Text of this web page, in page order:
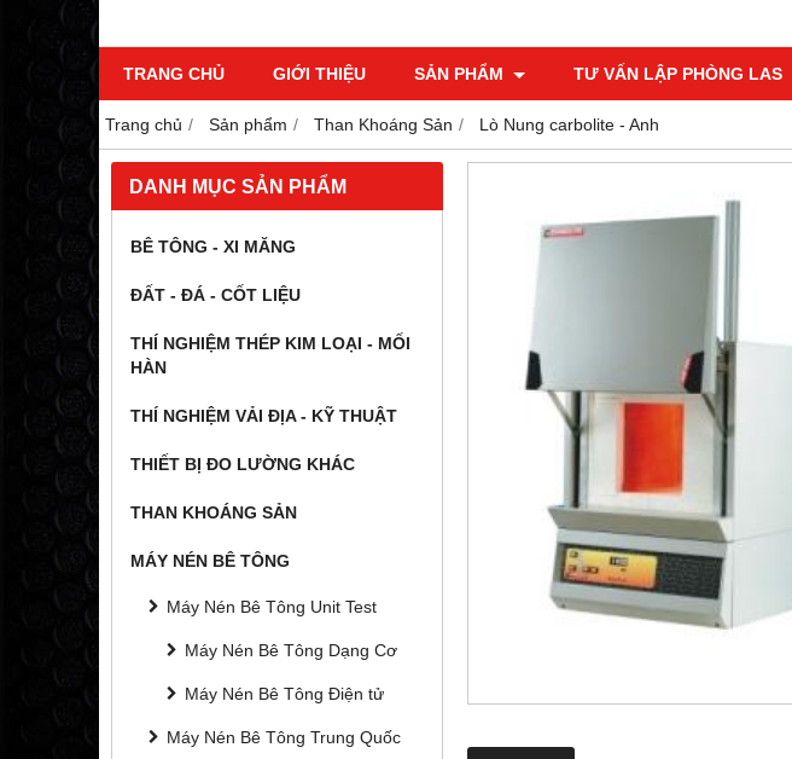
TRANG CHỦ GIỚI THIỆU SẢN PHẨM TƯ VẤN LẬP PHÒNG LAS
Trang chủ Sản phẩm Than Khoáng Sản Lò Nung carbolite - Anh
DANH MỤC SẢN PHẨM
BÊ TÔNG - XI MĂNG
ĐẤT - ĐÁ - CỐT LIỆU
THÍ NGHIỆM THÉP KIM LOẠI - MỐI
HÀN
THÍ NGHIỆM VẢI ĐỊA - KỸ THUẬT
THIẾT BỊ ĐO LƯỜNG KHÁC
THAN KHOÁNG SẢN
MÁY NÉN BÊ TÔNG
Máy Nén Bê Tông Unit Test
Máy Nén Bê Tông Dạng Cơ
Máy Nén Bê Tông Điện tử
Máy Nén Bê Tông Trung Quốc